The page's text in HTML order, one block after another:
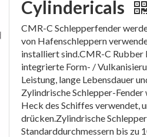
Cylindericals
CMR-C Schlepperfender
von Hafenschleppern
installiert sind.CMR-C Rubber
integrierte Form- /
Leistung, lange Lebensdauer
Zylindrische Schlepper-Fender
Heck des Schiffes verwendet,
drücken.Zylindrische
Standarddurchmessern bis zu